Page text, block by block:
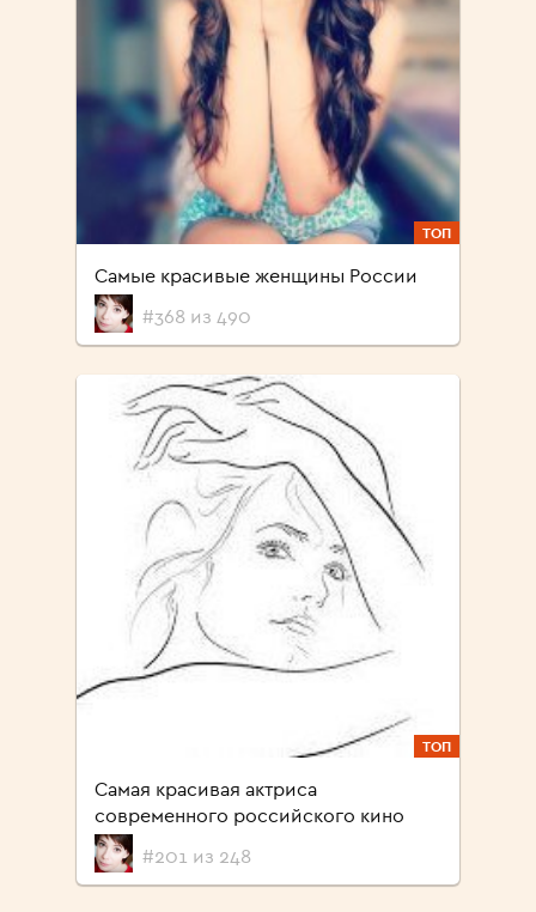
ТОП
Самые красивые женщины России
#368 из 490
ТОП
Cамая красивая актриса
современного российского кино
#201 из 248